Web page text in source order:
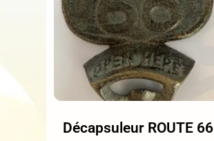
Décapsuleur ROUTE 66